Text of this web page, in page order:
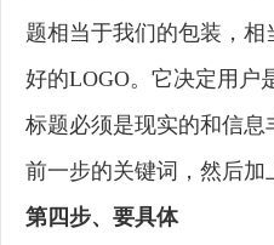
题相当于我们的包装，相
好的LOGO。它决定用户
标题必须是现实的和信
前一步的关键词，然后加
第四步、要具体